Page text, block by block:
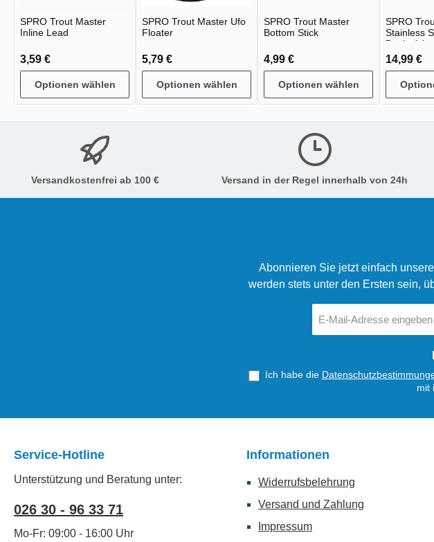
SPRO Trout Master
Inline Lead
3,59 €
Optionen wählen
SPRO Trout Master Ufo
Floater
5,79 €
Optionen wählen
SPRO Trout Master
Bottom Stick
4,99 €
Optionen wählen
SPRO
Stainless
Bankstick
14,99 €
Versandkostenfrei ab 100 € Versand in der Regel innerhalb von 24h
Abonnieren Sie jetzt einfach
werden stets unter den Ersten sein,
Mail-
Ich habe die
mit
Service-Hotline
Unterstützung und Beratung unter:
026 30 - 96 33 71
Mo-Fr: 09:00 - 16:00 Uhr
Informationen
Widerrufsbelehrung
Versand und Zahlung
Impressum